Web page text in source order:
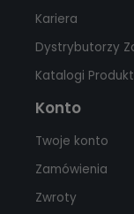
Kariera
Dystrybutorzy
Katalogi
Konto
Twoje konto
Zamówienia
Zwroty